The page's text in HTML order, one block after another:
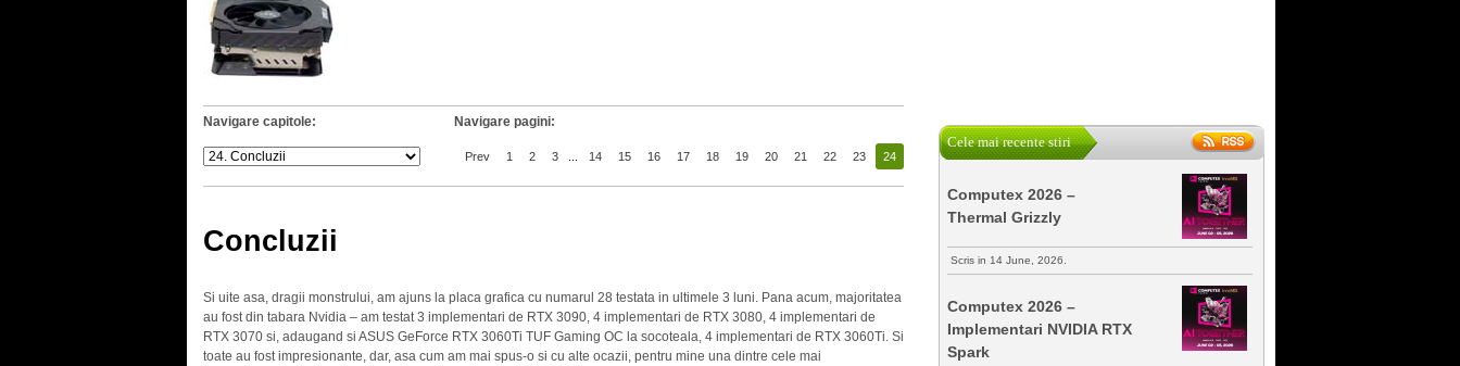
Navigare capitole: Navigare pagini:
Prev 1 2 3 14 15 16 17 18 19 20 21 22 23 24
Concluzii
Si uite asa, dragii monstrului, am ajuns la placa grafica cu numarul 28 testata in ultimele 3 luni. Pana acum, majoritatea
au fost din tabara Nvidia – am testat 3 implementari de RTX 3090, 4 implementari de RTX 3080, 4 implementari de
RTX 3070 si, adaugand si ASUS GeForce RTX 3060Ti TUF Gaming OC la socoteala, 4 implementari de RTX 3060Ti. Si
toate au fost impresionante, dar, asa cum am mai spus-o si cu alte ocazii, pentru mine una dintre cele mai
Cele mai recente stiri
Computex 2026 –
Thermal Grizzly
Scris in 14 June, 2026.
Computex 2026 –
Implementari NVIDIA RTX
Spark